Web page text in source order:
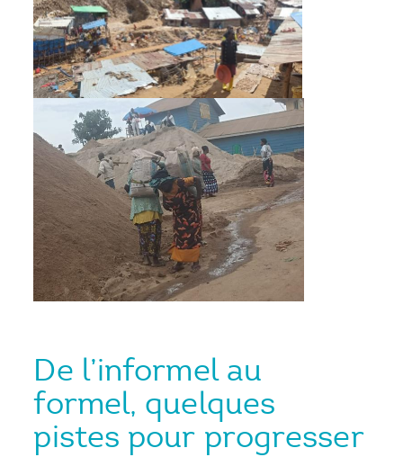
De l’informel au
formel, quelques
pistes pour progresser